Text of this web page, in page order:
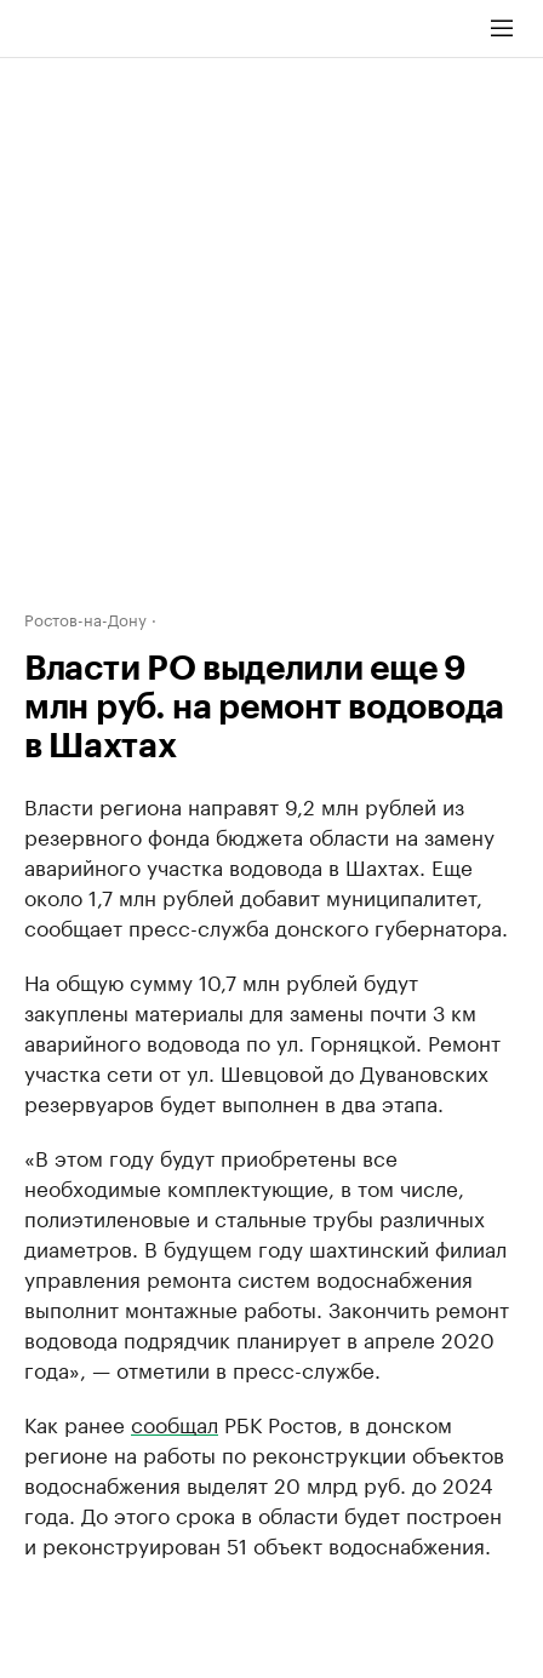
Ростов-на-Дону
Власти РО выделили еще 9
млн руб. на ремонт водовода
в Шахтах
Власти региона направят 9,2 млн рублей из
резервного фонда бюджета области на замену
аварийного участка водовода в Шахтах. Еще
около 1,7 млн рублей добавит муниципалитет,
сообщает пресс-служба донского губернатора.
На общую сумму 10,7 млн рублей будут
закуплены материалы для замены почти 3 км
аварийного водовода по ул. Горняцкой. Ремонт
участка сети от ул. Шевцовой до Дувановских
резервуаров будет выполнен в два этапа.
«В этом году будут приобретены все
необходимые комплектующие, в том числе,
полиэтиленовые и стальные трубы различных
диаметров. В будущем году шахтинский филиал
управления ремонта систем водоснабжения
выполнит монтажные работы. Закончить ремонт
водовода подрядчик планирует в апреле 2020
года», — отметили в пресс-службе.
Как ранее сообщал РБК Ростов, в донском
регионе на работы по реконструкции объектов
водоснабжения выделят 20 млрд руб. до 2024
года. До этого срока в области будет построен
и реконструирован 51 объект водоснабжения.